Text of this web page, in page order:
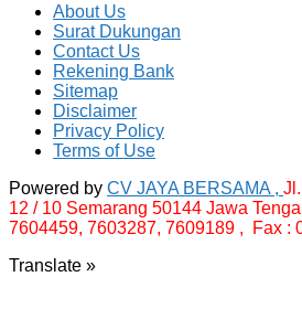
About Us
Surat Dukungan
Contact Us
Rekening Bank
Sitemap
Disclaimer
Privacy Policy
Terms of Use
Powered by CV JAYA BERSAMA ,
12 / 10 Semarang 50144 Jawa
7604459, 7603287, 7609189 , Fax :
Translate »